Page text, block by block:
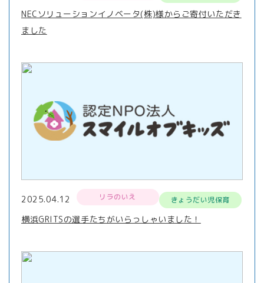
NECソリューションイノベータ(株)様からご寄付いただき
ました
2025.04.12 リラのいえ きょうだい児保育
横浜GRITSの選手たちがいらっしゃいました！